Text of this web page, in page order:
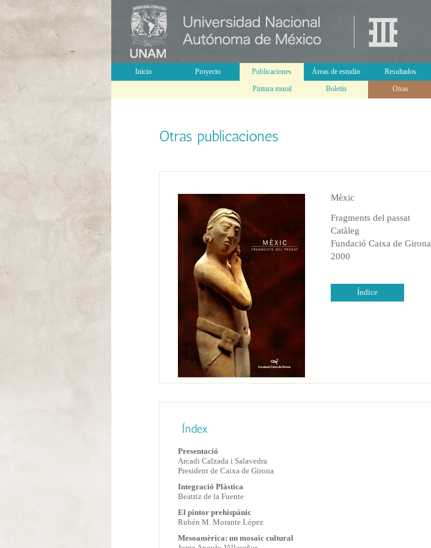
Inicio Proyecto
Publicaciones
Pintura mural
Boletín Otras
Áreas de estudio Resultados
Mèxic
Fragments del passat
Catàleg
Fundació Caixa de Girona
2000
Índice
Presentació
Arcadi Calzada i Salavedra
President de Caixa de Girona
Integració Plàstica
Beatriz de la Fuente
El pintor prehispánic
Rubén M. Morante López
Mesoamèrica: un mosaic cultural